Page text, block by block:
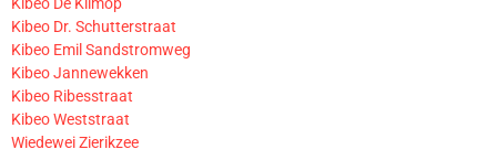
Kibeo Dr. Schutterstraat
Kibeo Emil Sandstromweg
Kibeo Jannewekken
Kibeo Ribesstraat
Kibeo Weststraat
Wiedewei Zierikzee